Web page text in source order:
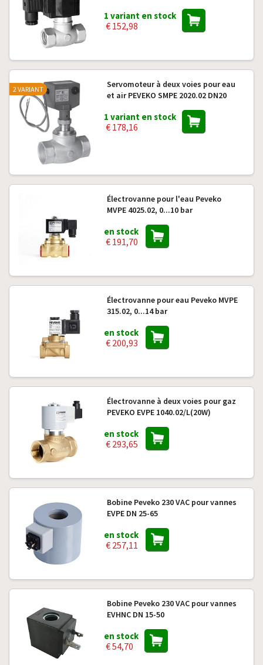
1 variant en stock
€ 152,98
Servomoteur à deux voies pour eau
et air PEVEKO SMPE 2020.02 DN20
1 variant en stock
€ 178,16
2 VARIANT
Électrovanne pour l'eau Peveko
MVPE 4025.02, 0...10 bar
en stock
€ 191,70
Électrovanne pour eau Peveko MVPE
315.02, 0...14 bar
en stock
€ 200,93
Électrovanne à deux voies pour gaz
PEVEKO EVPE 1040.02/L(20W)
en stock
€ 293,65
Bobine Peveko 230 VAC pour vannes
EVPE DN 25-65
en stock
€ 257,11
Bobine Peveko 230 VAC pour vannes
EVHNC DN 15-50
en stock
€ 54,70